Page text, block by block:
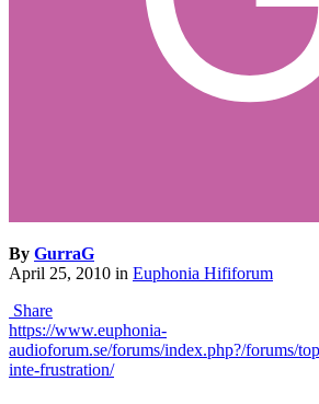
By GurraG
April 25, 2010 in Euphonia Hififorum
Share
https://www.euphonia-
audioforum.se/forums/index.php?/forums/
inte-frustration/